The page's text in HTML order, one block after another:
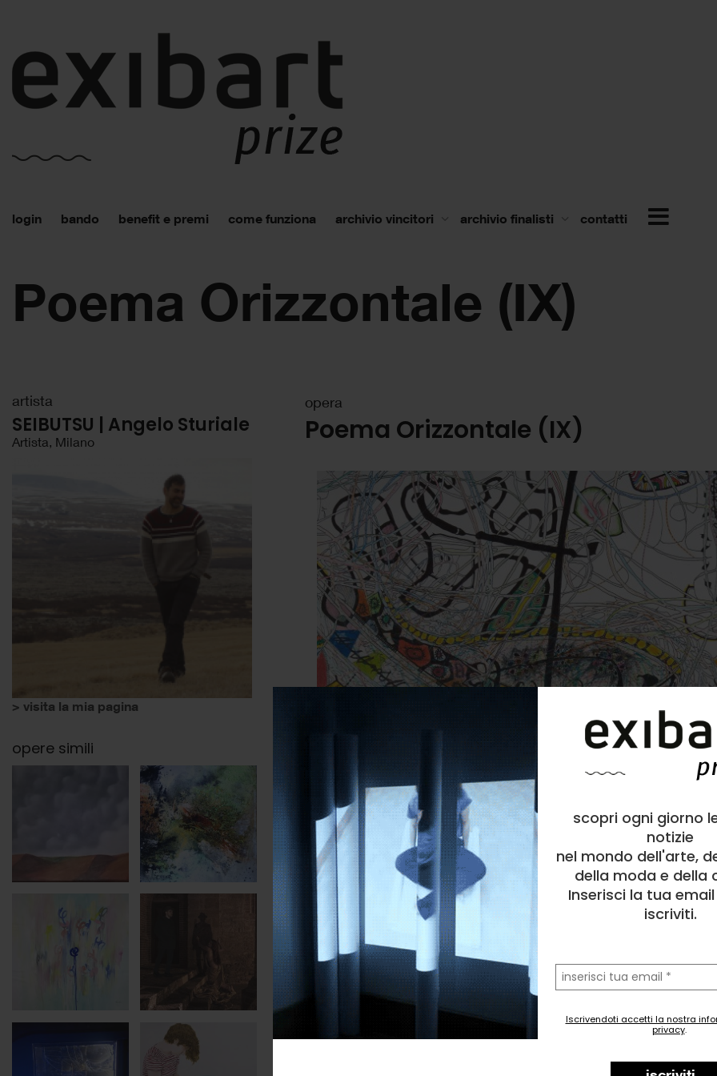
scopri ogni giorno
notizie
nel mondo dell'arte,
della moda e della
Inserisci la tua
iscriviti.
la
tua
email
Iscrivendoti accetti la nostra
privacy.
login bando benefit e premi come funziona archivio vincitori archivio finalisti contatti
Poema Orizzontale (IX)
opera
Poema Orizzontale (IX)
categoria Disegno
soggetto Viaggi, Paesaggio, Natura, Figura umana, Astratto,
tags
base
40 cm
artista
SEIBUTSU | Angelo Sturiale
Artista, Milano
> visita la mia pagina
opere simili